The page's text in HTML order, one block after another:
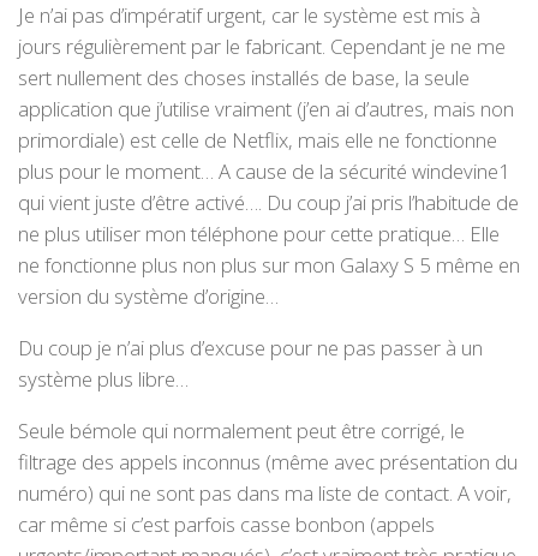
Je n’ai pas d’impératif urgent, car le système est mis à
jours régulièrement par le fabricant. Cependant je ne me
sert nullement des choses installés de base, la seule
application que j’utilise vraiment (j’en ai d’autres, mais non
primordiale) est celle de Netflix, mais elle ne fonctionne
plus pour le moment… A cause de la sécurité windevine1
qui vient juste d’être activé…. Du coup j’ai pris l’habitude de
ne plus utiliser mon téléphone pour cette pratique… Elle
ne fonctionne plus non plus sur mon Galaxy S 5 même en
version du système d’origine…
Du coup je n’ai plus d’excuse pour ne pas passer à un
système plus libre…
Seule bémole qui normalement peut être corrigé, le
filtrage des appels inconnus (même avec présentation du
numéro) qui ne sont pas dans ma liste de contact. A voir,
car même si c’est parfois casse bonbon (appels